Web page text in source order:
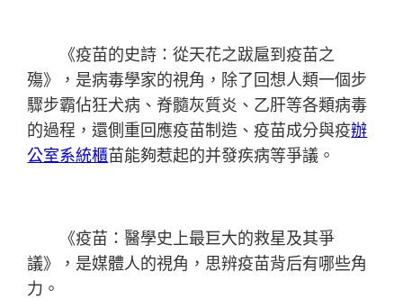
《疫苗的史詩：從天花之跋扈到疫苗之
殤》，是病毒學家的視角，除了回想人類一個步
驟步霸佔狂犬病、脊髓灰質炎、乙肝等各類病毒
的過程，還側重回應疫苗制造、疫苗成分與疫辦
公室系統櫃苗能夠惹起的并發疾病等爭議。
《疫苗：醫學史上最巨大的救星及其爭
議》，是媒體人的視角，思辨疫苗背后有哪些角
力。